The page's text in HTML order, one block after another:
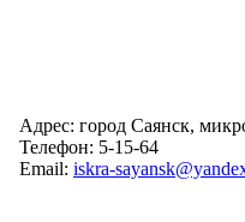
Адрес: город Саянск,
Телефон: 5-15-64
Email: iskra-